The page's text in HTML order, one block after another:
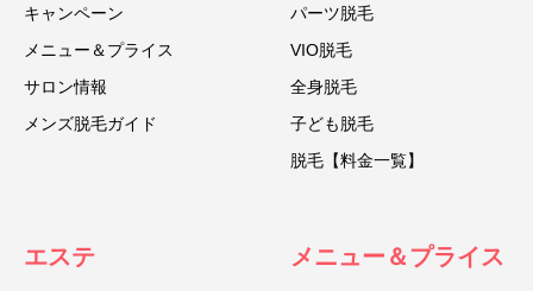
キャンペーン
メニュー＆プライス
サロン情報
メンズ脱毛ガイド
パーツ脱毛
VIO脱毛
全身脱毛
子ども脱毛
脱毛【料金一覧】
エステ メニュー＆プライス